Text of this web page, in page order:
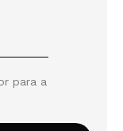
para a